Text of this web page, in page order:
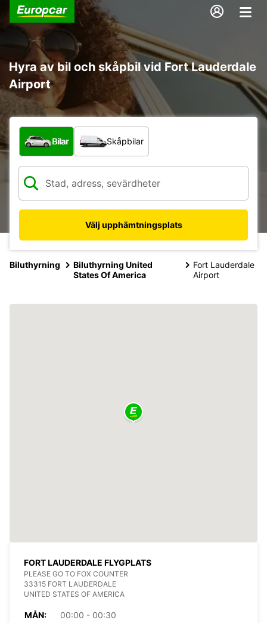
Hyra av bil och skåpbil vid Fort Lauderdale
Airport
Vilken typ av fordon?
Bilar Skåpbilar
Välj upphämtningsplats
Biluthyrning
Biluthyrning United
States Of America
Fort Lauderdale
Airport
FORT LAUDERDALE FLYGPLATS
PLEASE GO TO FOX COUNTER
33315 FORT LAUDERDALE
UNITED STATES OF AMERICA
MÅN:
00:00 - 00:30